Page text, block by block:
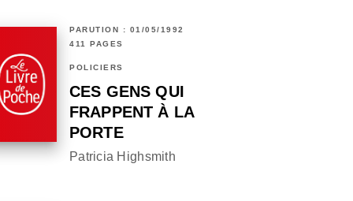
PARUTION : 01/05/1992
411 PAGES
POLICIERS
CES GENS QUI
FRAPPENT À LA
PORTE
Patricia Highsmith